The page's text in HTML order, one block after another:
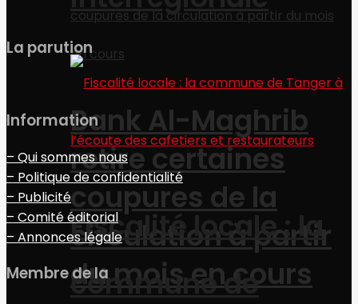
Bank Al-Maghrib
retire certaines
coupures de la
circulation à partir
du mois en cours
Fiscalité locale : la
commune de
La parution
Information
– Qui sommes nous
– Politique de confidentialité
– Publicité
– Comité éditorial
– Annonces légale
Membre de la